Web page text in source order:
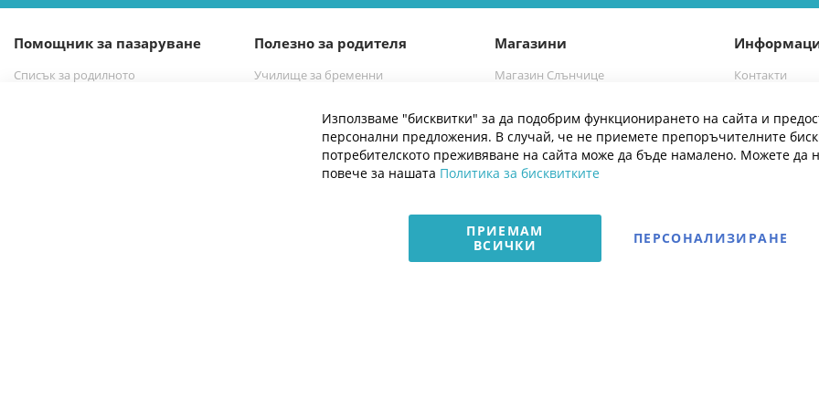
бюлетин:
Помощник за пазаруване
Списък за родилното
Полезно за родителя
Училище за бременни
Магазини
Магазин Слънчице
Контакти
Блог
Използваме "бисквитки" за да подобрим функционирането на сайта и
персонални предложения. В случай, че не приемете препоръчителните
потребителското преживяване на сайта може да бъде намалено. Можете да
повече за нашата Политика за бисквитките
ПРИЕМАМ
ВСИЧКИ
ПЕРСОНАЛИЗИРАНЕ